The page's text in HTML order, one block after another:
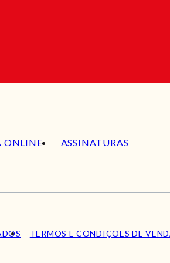
ONLINE ASSINATURAS
TERMOS E CONDIÇÕES DE